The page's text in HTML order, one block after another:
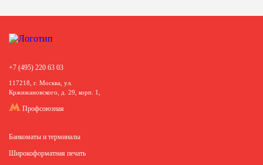
+7 (495) 220 63 03
117218, г. Москва, ул.
Кржижановского, д. 29, корп. 1,
Профсоюзная
Банкоматы и терминалы
Широкоформатная печать